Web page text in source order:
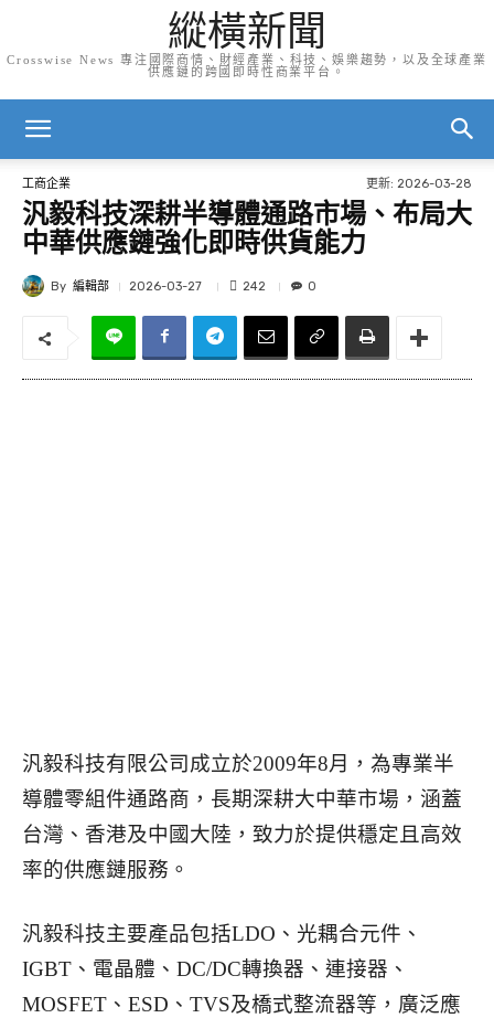
縱橫新聞
Crosswise News 專注國際商情、財經產業、科技、娛樂趨勢，以及全球產業
供應鏈的跨國即時性商業平台。
工商企業 更新: 2026-03-28
汎毅科技深耕半導體通路市場、布局大
中華供應鏈強化即時供貨能力
By 編輯部 2026-03-27 242 0
汎毅科技有限公司成立於2009年8月，為專業半
導體零組件通路商，長期深耕大中華市場，涵蓋
台灣、香港及中國大陸，致力於提供穩定且高效
率的供應鏈服務。
汎毅科技主要產品包括LDO、光耦合元件、
IGBT、電晶體、DC/DC轉換器、連接器、
MOSFET、ESD、TVS及橋式整流器等，廣泛應